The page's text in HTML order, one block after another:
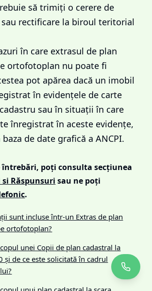
să trimiți o cerere de
rectificare la biroul teritorial
în care extrasul de plan
ortofotoplan nu poate fi
pot apărea dacă un imobil
în evidențele de carte
sau în situații în care
înregistrat în aceste evidențe,
de date grafică a ANCPI.
întrebări, poți consulta secțiunea
Răspunsuri sau ne poți
.
sunt incluse într-un Extras de plan
ortofotoplan?
unei Copii de plan cadastral la
și de ce este solicitată în cadrul